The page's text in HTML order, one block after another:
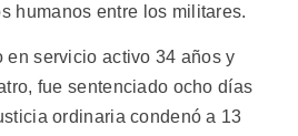
humanos entre los militares.
en servicio activo 34 años y
fue sentenciado ocho días
ordinaria condenó a 13